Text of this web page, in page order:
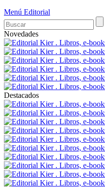
Menú Editorial
Novedades
Destacados